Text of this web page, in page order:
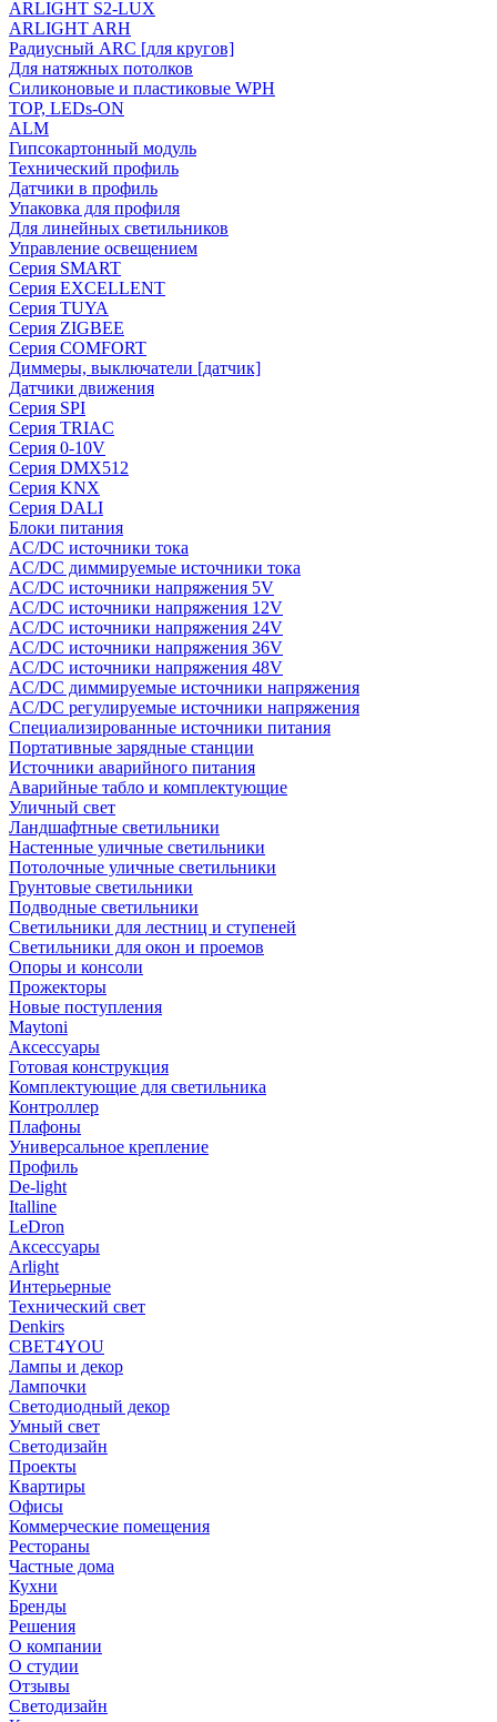
ARLIGHT S2-LUX
ARLIGHT ARH
Радиусный ARC [для кругов]
Для натяжных потолков
Силиконовые и пластиковые WPH
TOP, LEDs-ON
ALM
Гипсокартонный модуль
Технический профиль
Датчики в профиль
Упаковка для профиля
Для линейных светильников
Управление освещением
Серия SMART
Серия EXCELLENT
Серия TUYA
Серия ZIGBEE
Серия COMFORT
Диммеры, выключатели [датчик]
Датчики движения
Серия SPI
Серия TRIAC
Серия 0-10V
Серия DMX512
Серия KNX
Серия DALI
Блоки питания
AC/DC источники тока
AC/DC диммируемые источники тока
AC/DC источники напряжения 5V
AC/DC источники напряжения 12V
AC/DC источники напряжения 24V
AC/DC источники напряжения 36V
AC/DC источники напряжения 48V
AC/DC диммируемые источники напряжения
AC/DC регулируемые источники напряжения
Специализированные источники питания
Портативные зарядные станции
Источники аварийного питания
Аварийные табло и комплектующие
Уличный свет
Ландшафтные светильники
Настенные уличные светильники
Потолочные уличные светильники
Грунтовые светильники
Подводные светильники
Светильники для лестниц и ступеней
Светильники для окон и проемов
Опоры и консоли
Прожекторы
Новые поступления
Maytoni
Аксессуары
Готовая конструкция
Комплектующие для светильника
Контроллер
Плафоны
Универсальное крепление
Профиль
De-light
Italline
LeDron
Аксессуары
Arlight
Интерьерные
Технический свет
Denkirs
СВЕТ4YOU
Лампы и декор
Лампочки
Светодиодный декор
Умный свет
Светодизайн
Проекты
Квартиры
Офисы
Коммерческие помещения
Рестораны
Частные дома
Кухни
Бренды
Решения
О компании
О студии
Отзывы
Светодизайн